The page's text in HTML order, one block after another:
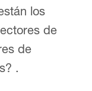
los
de
de
.